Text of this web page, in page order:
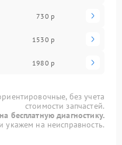
730 р
1530 р
1980 р
без учета
стоимости запчастей.
бесплатную диагностику.
на неисправность.